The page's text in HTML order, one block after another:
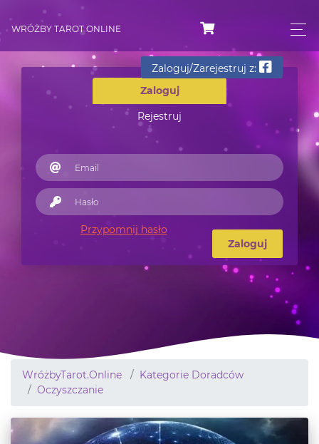
WRÓŻBY TAROT ONLINE
Zaloguj
Rejestruj
Zaloguj/Zarejestruj z:
Przypomnij hasło
Zaloguj
WróżbyTarot.Online
Kategorie Doradców
Oczyszczanie